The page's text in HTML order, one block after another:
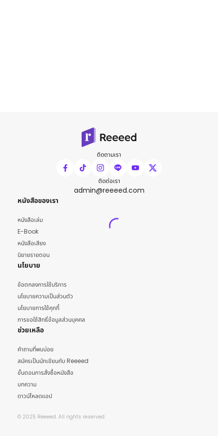
ติดตามเรา
ติดต่อเรา
admin@reeeed.com
หนังสือของเรา
หนังสือเล่ม
E-Book
หนังสือเสียง
นิยายรายตอน
นโยบาย
ข้อตกลงการใช้บริการ
นโยบายความเป็นส่วนตัว
นโยบายการใช้คุกกี้
การขอใช้สิทธิ์ข้อมูลส่วนบุคคล
ช่วยเหลือ
คำถามที่พบบ่อย
สมัครเป็นนักเขียนกับ Reeeed
ขั้นตอนการสั่งซื้อหนังสือ
บทความ
ดาวน์โหลดแอป
© 2025 Reeeed. All rights reserved.